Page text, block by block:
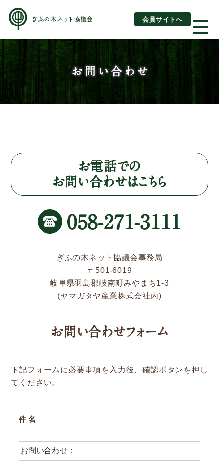
会員サイトへ
About us
ぎふの木ネットとは
はじめてご利用されるお客様へ
運営団体情報
新着情報
Service
ぎふの木ネットの家づくり
補助金・お得情報
施工事例
参加企業/団体一覧
お問い合わせ
お電話での
お問い合わせはこちら
058-271-3111
ぎふの木ネット協議会事務局
〒501-6019
岐阜県羽島郡岐南町みやまち1-3
(ヤマガタヤ産業株式会社内)
お問い合わせフォーム
下記フォームに必要事項を入力後、確認ボタンを押し
てください。
件名